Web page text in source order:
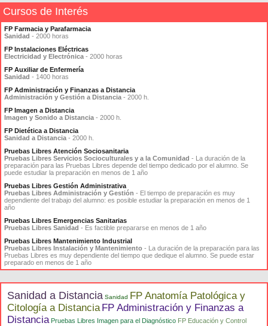
Cursos de Interés
FP Farmacia y Parafarmacia
Sanidad - 2000 horas
FP Instalaciones Eléctricas
Electricidad y Electrónica - 2000 horas
FP Auxiliar de Enfermería
Sanidad - 1400 horas
FP Administración y Finanzas a Distancia
Administración y Gestión a Distancia - 2000 h.
FP Imagen a Distancia
Imagen y Sonido a Distancia - 2000 h.
FP Dietética a Distancia
Sanidad a Distancia - 2000 h.
Pruebas Libres Atención Sociosanitaria
Pruebas Libres Servicios Socioculturales y a la Comunidad - La duración de la
preparación para las Pruebas Libres depende del tiempo dedicado por el alumno. Se
puede estudiar la preparación en menos de 1 año
Pruebas Libres Gestión Administrativa
Pruebas Libres Administración y Gestión - El tiempo de preparación es muy
dependiente del trabajo del alumno: es posible estudiar la preparación en menos de 1
año
Pruebas Libres Emergencias Sanitarias
Pruebas Libres Sanidad - Es factible prepararse en menos de 1 año
Pruebas Libres Mantenimiento Industrial
Pruebas Libres Instalación y Mantenimiento - La duración de la preparación para las
Pruebas Libres es muy dependiente del tiempo que dedique el alumno. Se puede estar
preparado en menos de 1 año
Sanidad a Distancia Sanidad FP Anatomía Patológica y
Citología a Distancia FP Administración y Finanzas a
Distancia Pruebas Libres Imagen para el Diagnóstico FP Educación y Control